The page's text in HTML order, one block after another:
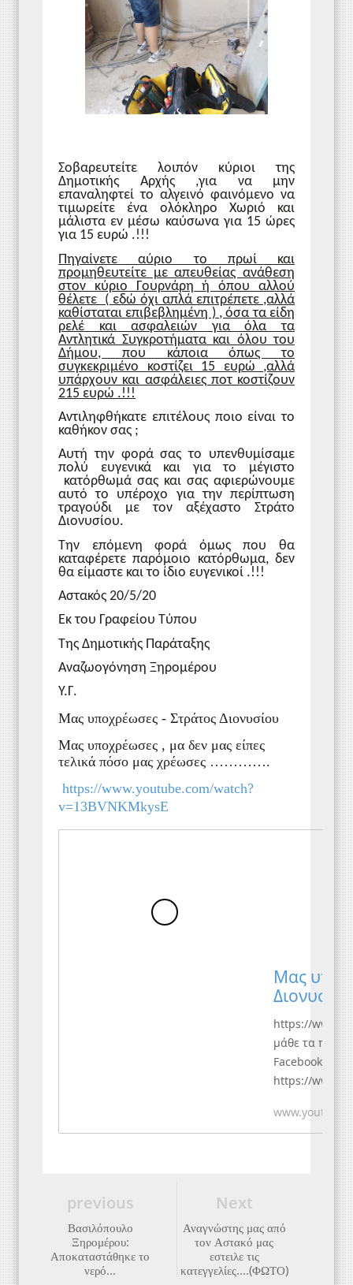
Σοβαρευτείτε λοιπόν κύριοι της
Δημοτικής Αρχής ,για ναμην
επαναληφτεί το αλγεινό φαινόμενο να
τιμωρείτε ένα ολόκληρο Χωριό και
μάλιστα εν μέσω καύσωνα για 15 ώρες
για 15 ευρώ .!!!
Πηγαίνετε αύριο το πρωί και
προμηθευτείτε με απευθείας ανάθεση
στον κύριο Γουρνάρη ή όπου αλλού
θέλετε ( εδώ όχι απλά επιτρέπετε ,αλλά
καθίσταται επιβεβλημένη ) , όσα τα είδη
ρελέ και ασφαλειών για όλα τα
Αντλητικά Συγκροτήματα και όλου του
Δήμου, που κάποια όπως το
συγκεκριμένο κοστίζει 15 ευρώ ,αλλά
υπάρχουν και ασφάλειες ποτ κοστίζουν
215 ευρώ .!!!
Αντιληφθήκατε επιτέλους ποιο είναι το
καθήκον σας ;
Αυτή την φορά σας το υπενθυμίσαμε
πολύ ευγενικά και για το μέγιστο
κατόρθωμά σας και σας αφιερώνουμε
αυτό το υπέροχο για την περίπτωση
τραγούδι με τον αξέχαστο Στράτο
Διονυσίου.
Την επόμενη φορά όμως που θα
καταφέρετε παρόμοιο κατόρθωμα, δεν
θα είμαστε και το ίδιο ευγενικοί .!!!
Αστακός 20/5/20
Εκ του Γραφείου Τύπου
Της Δημοτικής Παράταξης
Αναζωογόνηση Ξηρομέρου
Υ.Γ.
Μας υποχρέωσες - Στράτος Διονυσίου
Μας υποχρέωσες , μα δεν μας είπες
τελικά πόσο μας χρέωσες ………….
https://www.youtube.com/watch?
v=13BVNKMkysE
Μας
Διονυσίου
https://
μάθε τα πάντα
Facebook:
https://
Twitter:
YouTube:
http://
Διονυσίου -
Next
Αναγνώστης μας από
τον Αστακό μας
εστειλε τις
κατεγγελίες....(ΦΩΤΟ)
previous
Βασιλόπουλο
Ξηρομέρου:
Αποκαταστάθηκε το
νερό...